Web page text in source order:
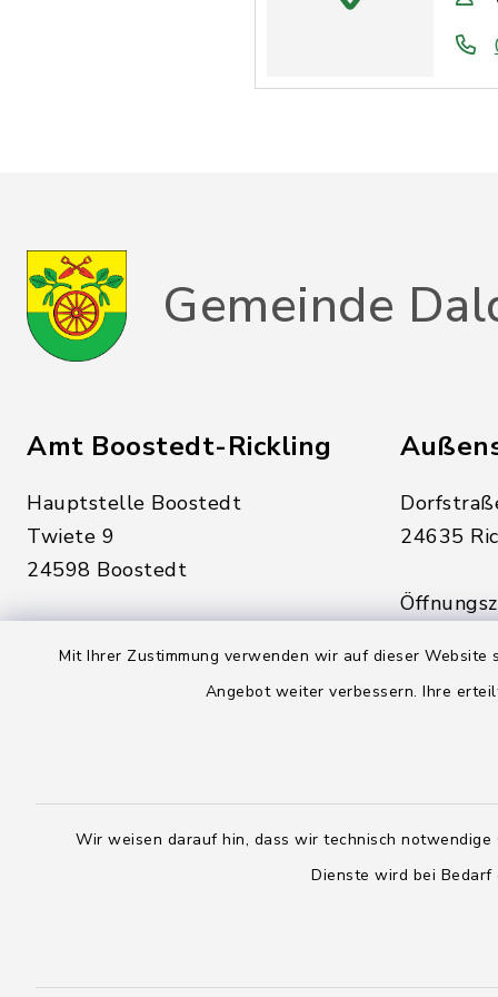
Mit Ihrer Zustimmung verwenden wir auf dieser
Angebot weiter verbessern. Ihre
Wir weisen darauf hin, dass wir technisch
Dienste wird bei
Gemeinde
Amt Boostedt-Rickling
Hauptstelle Boostedt
Twiete 9
24598 Boostedt
Montag, Dienstag, Donnerstag,
sowie zusätzlich am Dienstag:
14:00 - 18:00 Uhr
rickling.de
24635
Freitag:
08:00 -
14:00 -